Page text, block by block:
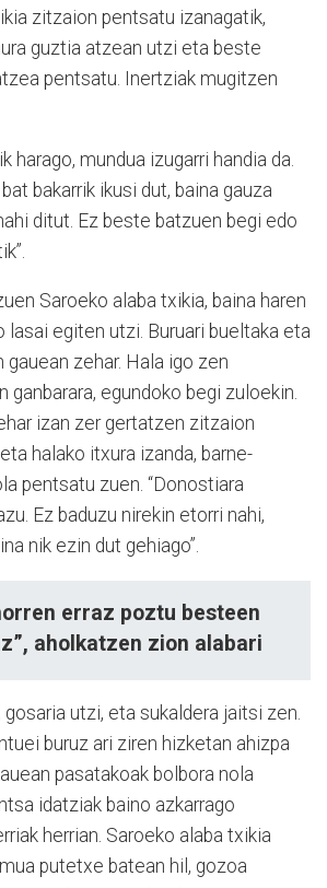
zitzaion pentsatu izanagatik,
guztia atzean utzi eta beste
pentsatu. Inertziak mugitzen
harago, mundua izugarri handia da.
bakarrik ikusi dut, baina gauza
ditut. Ez beste batzuen begi edo
Saroeko alaba txikia, baina haren
lasai egiten utzi. Buruari bueltaka eta
gauean zehar. Hala igo zen
ganbarara, egundoko begi zuloekin.
izan zer gertatzen zitzaion
halako itxura izanda, barne-
pentsatu zuen. “Donostiara
Ez baduzu nirekin etorri nahi,
nik ezin dut gehiago”.
erraz poztu besteen
aholkatzen zion alabari
utzi, eta sukaldera jaitsi zen.
buruz ari ziren hizketan ahizpa
pasatakoak bolbora nola
idatziak baino azkarrago
herrian. Saroeko alaba txikia
putetxe batean hil, gozoa